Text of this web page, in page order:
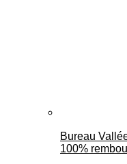
Bureau
100%